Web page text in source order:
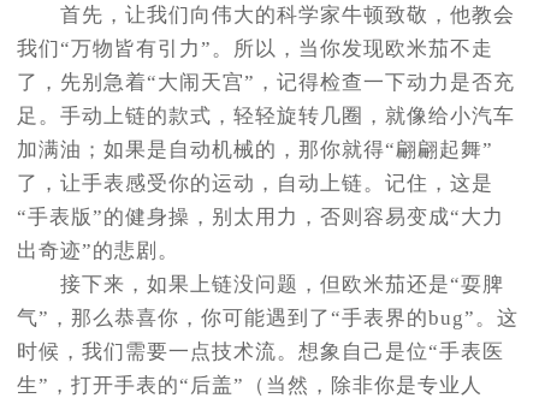
首先，让我们向伟大的科学家牛顿致敬，他教会
我们“万物皆有引力”。所以，当你发现欧米茄不走
了，先别急着“大闹天宫”，记得检查一下动力是否充
足。手动上链的款式，轻轻旋转几圈，就像给小汽车
加满油；如果是自动机械的，那你就得“翩翩起舞”
了，让手表感受你的运动，自动上链。记住，这是
“手表版”的健身操，别太用力，否则容易变成“大力
出奇迹”的悲剧。
接下来，如果上链没问题，但欧米茄还是“耍脾
气”，那么恭喜你，你可能遇到了“手表界的bug”。这
时候，我们需要一点技术流。想象自己是位“手表医
生”，打开手表的“后盖”（当然，除非你是专业人